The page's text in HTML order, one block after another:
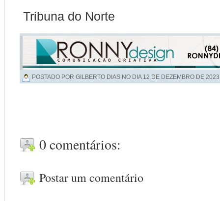
Tribuna do Norte
POSTADO POR GILBERTO DIAS NO DIA 12 DE DEZEMBRO DE 2023
0 comentários:
Postar um comentário